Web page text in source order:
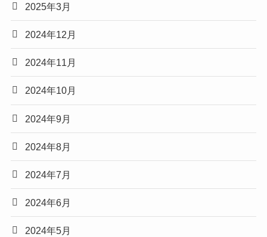
2025年3月
2024年12月
2024年11月
2024年10月
2024年9月
2024年8月
2024年7月
2024年6月
2024年5月